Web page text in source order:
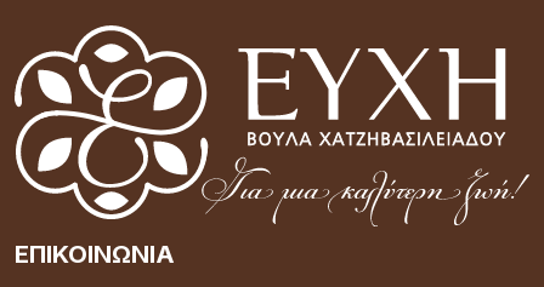
ΕΠΙΚΟΙΝΩΝΊΑ